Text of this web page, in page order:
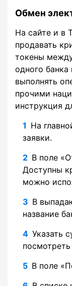
Обмен
На сайте и в
продавать
токены
одного банка
выполнять
прочими
инструкция
На
заявки.
В поле
Доступны
можно
В
название
Указать
В поле